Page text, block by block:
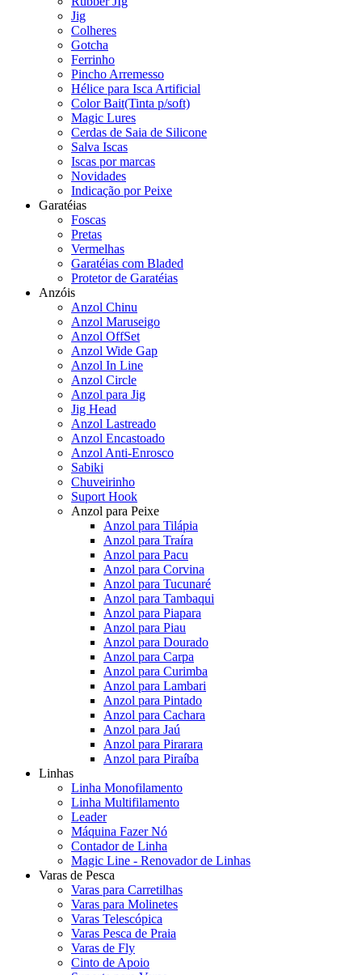
Jig
Colheres
Gotcha
Ferrinho
Pincho Arremesso
Hélice para Isca Artificial
Color Bait(Tinta p/soft)
Magic Lures
Cerdas de Saia de Silicone
Salva Iscas
Iscas por marcas
Novidades
Indicação por Peixe
Garatéias
Foscas
Pretas
Vermelhas
Garatéias com Bladed
Protetor de Garatéias
Anzóis
Anzol Chinu
Anzol Maruseigo
Anzol OffSet
Anzol Wide Gap
Anzol In Line
Anzol Circle
Anzol para Jig
Jig Head
Anzol Lastreado
Anzol Encastoado
Anzol Anti-Enrosco
Sabiki
Chuveirinho
Suport Hook
Anzol para Peixe
Anzol para Tilápia
Anzol para Traíra
Anzol para Pacu
Anzol para Corvina
Anzol para Tucunaré
Anzol para Tambaqui
Anzol para Piapara
Anzol para Piau
Anzol para Dourado
Anzol para Carpa
Anzol para Curimba
Anzol para Lambari
Anzol para Pintado
Anzol para Cachara
Anzol para Jaú
Anzol para Pirarara
Anzol para Piraíba
Linhas
Linha Monofilamento
Linha Multifilamento
Leader
Máquina Fazer Nó
Contador de Linha
Magic Line - Renovador de Linhas
Varas de Pesca
Varas para Carretilhas
Varas para Molinetes
Varas Telescópica
Varas Pesca de Praia
Varas de Fly
Cinto de Apoio